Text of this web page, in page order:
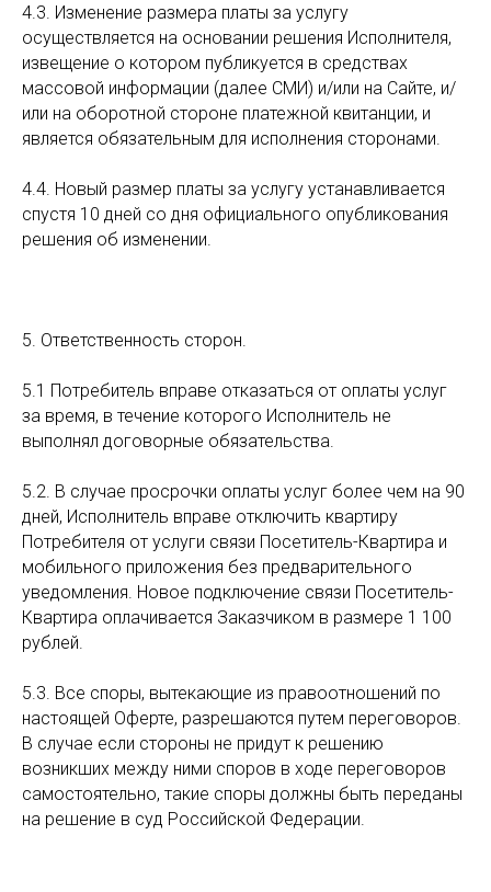
4.3. Изменение размера платы за услугу
осуществляется на основании решения Исполнителя,
извещение о котором публикуется в средствах
массовой информации (далее СМИ) и/или на Сайте, и/
или на оборотной стороне платежной квитанции, и
является обязательным для исполнения сторонами.
4.4. Новый размер платы за услугу устанавливается
спустя 10 дней со дня официального опубликования
решения об изменении.
5. Ответственность сторон.
5.1 Потребитель вправе отказаться от оплаты услуг
за время, в течение которого Исполнитель не
выполнял договорные обязательства.
5.2. В случае просрочки оплаты услуг более чем на 90
дней, Исполнитель вправе отключить квартиру
Потребителя от услуги связи Посетитель-Квартира и
мобильного приложения без предварительного
уведомления. Новое подключение связи Посетитель-
Квартира оплачивается Заказчиком в размере 1 100
рублей.
5.3. Все споры, вытекающие из правоотношений по
настоящей Оферте, разрешаются путем переговоров.
В случае если стороны не придут к решению
возникших между ними споров в ходе переговоров
самостоятельно, такие споры должны быть переданы
на решение в суд Российской Федерации.